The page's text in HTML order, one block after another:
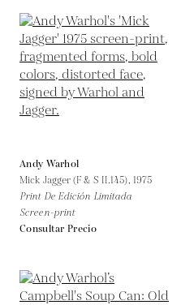
Andy Warhol
Mick Jagger (F & S II.145), 1975
Print De Edición Limitada
Screen-print
Consultar Precio